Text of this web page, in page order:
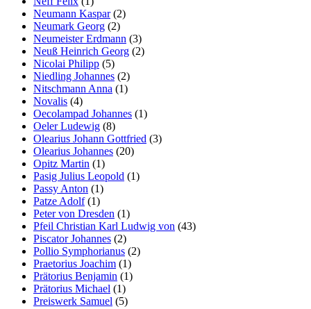
Neumann Kaspar(2)
Neumark Georg (2)
Neumeister Erdmann (3)
Neuß Heinrich Georg (2)
Nicolai Philipp (5)
Niedling Johannes (2)
Nitschmann Anna (1)
Novalis (4)
Oecolampad Johannes (1)
Oeler Ludewig (8)
Olearius Johann Gottfried (3)
Olearius Johannes (20)
Opitz Martin (1)
Pasig Julius Leopold (1)
Passy Anton (1)
Patze Adolf(1)
Peter von Dresden (1)
Pfeil Christian Karl Ludwig von (43)
Piscator Johannes (2)
Pollio Symphorianus (2)
Praetorius Joachim (1)
Prätorius Benjamin (1)
Prätorius Michael (1)
Preiswerk Samuel (5)